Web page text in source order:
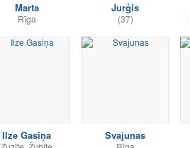
Marta
Rīga
Jurģis
(37)
Ilze Gasiņa Svajunas